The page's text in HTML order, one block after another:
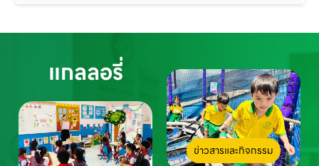
แกลลอรี่
ข่าวสารและกิจกรรม